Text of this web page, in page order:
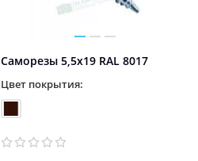
Саморезы 5,5х19 RAL 8017
Цвет покрытия: